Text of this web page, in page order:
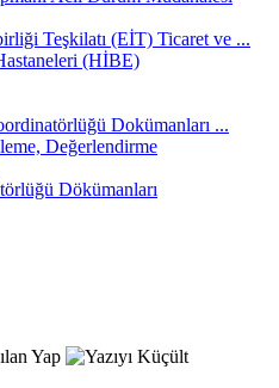
Teşkilatı (EİT) Ticaret ve ...
(HİBE)
Dokümanları ...
Değerlendirme
Dökümanları